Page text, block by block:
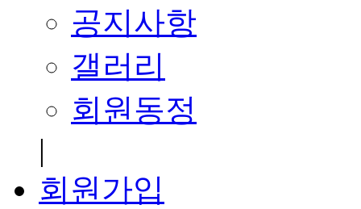
공지사항
갤러리
회원동정
|
회원가입